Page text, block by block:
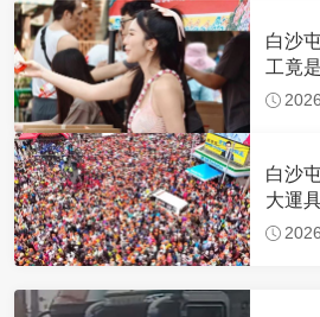
白沙
工竟
禮生
白沙
大運
32.1